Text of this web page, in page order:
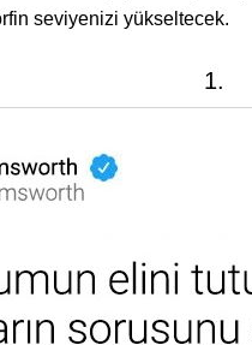
seviyenizi yükseltecek.
1.